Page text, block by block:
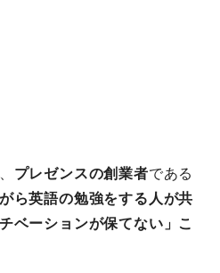
プレゼンスの創業者である
ら英語の勉強をする人が共
ベーションが保てない」こ